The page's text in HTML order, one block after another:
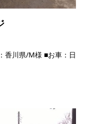
香川県/M様 ■お車：日